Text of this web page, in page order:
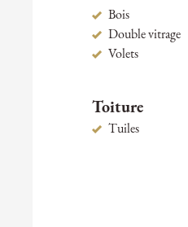
Bois
Double vitrage
Volets
Toiture
Tuiles